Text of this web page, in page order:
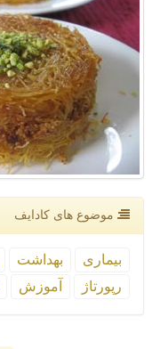
موضوع های كادایف
بیماری بهداشت
رپورتاژ
آموزش